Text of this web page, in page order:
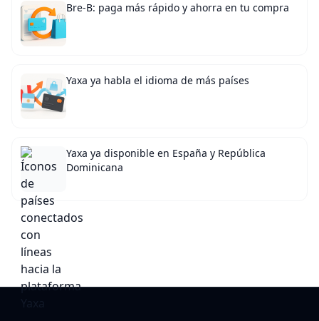
Bre-B: paga más rápido y ahorra en tu compra
Yaxa ya habla el idioma de más países
Yaxa ya disponible en España y República
Dominicana